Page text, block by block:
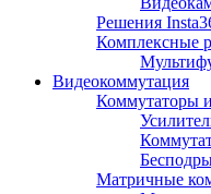
Решения
Комплексные
Видеокоммутация
Коммутаторы
Матричные